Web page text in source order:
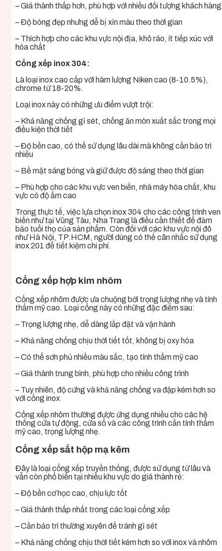
– Giá thành thấp hơn, phù hợp với nhiều đối tượng khách hàng
– Độ bóng đẹp nhưng dễ bị xỉn màu theo thời gian
– Thích hợp cho các khu vực nội địa, khô ráo, ít tiếp xúc với
hóa chất
Cổng xếp inox 304:
Là loại inox cao cấp với hàm lượng Niken cao (8-10.5%),
chrome từ 18-20%.
Loại inox này có những ưu điểm vượt trội:
– Khả năng chống gỉ sét, chống ăn mòn xuất sắc trong mọi
điều kiện thời tiết
– Độ bền cao, có thể sử dụng lâu dài mà không cần bảo trì
nhiều
– Bề mặt sáng bóng và giữ được độ sáng theo thời gian
– Phù hợp cho các khu vực ven biển, nhà máy hóa chất, khu
vực có độ ẩm cao
Trong thực tế, việc lựa chọn inox 304 cho các công trình ven
biển như tại Vũng Tàu, Nha Trang là điều cần thiết để đảm
bảo tuổi thọ của sản phẩm. Còn đối với các khu vực nội đô
như Hà Nội, TP.HCM, người dùng có thể cân nhắc sử dụng
inox 201 để tiết kiệm chi phí.
Cổng xếp hợp kim nhôm
Cổng xếp nhôm được ưa chuộng bởi trọng lượng nhẹ và tính
thẩm mỹ cao. Loại cổng này có những đặc điểm sau:
– Trọng lượng nhẹ, dễ dàng lắp đặt và vận hành
– Khả năng chống chịu thời tiết tốt, không bị oxy hóa
– Có thể sơn phủ nhiều màu sắc, tạo tính thẩm mỹ cao
– Giá thành trung bình, phù hợp cho nhiều công trình
– Tuy nhiên, độ cứng và khả năng chống va đập kém hơn so
với cổng inox
Cổng xếp nhôm thường được ứng dụng nhiều cho các hệ
thống cửa tự động, cửa sổ và các công trình cần tính thẩm
mỹ cao, trọng lượng nhẹ.
Cổng xếp sắt hộp mạ kẽm
Đây là loại cổng xếp truyền thống, được sử dụng từ lâu và
vẫn còn phổ biến tại nhiều khu vực do giá thành rẻ:
– Độ bền cơ học cao, chịu lực tốt
– Giá thành thấp nhất trong các loại cổng xếp
– Cần bảo trì thường xuyên để tránh gỉ sét
– Khả năng chống chịu thời tiết kém hơn so với inox và nhôm